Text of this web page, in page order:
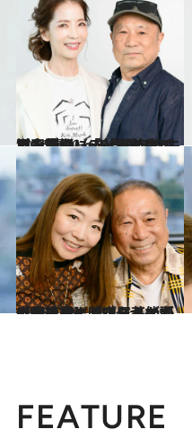
2026.1.10
ピンク・レディー前夜の増田惠子（68）が抱えていた苦悩…「3歳で父を失い、養女に」「高校生で、“素人っぽくない”と不合格に…」
カルチャー
2025.12.9
【新連載】「パジャマ姿の梓みちよ、中尾ミエが自宅に…」 ワタナベエンタ社長・渡辺ミキが語る幼少期に映った芸能の世界
カルチャー
FEATURE